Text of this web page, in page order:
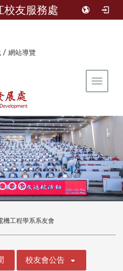
校友服務處
/ 網站導覽
Toggle
機工程學系系友會
校友會公告